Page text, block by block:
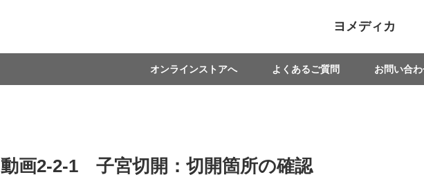
ヨメディカ
オンラインストアへ よくあるご質問 お問い合
動画2-2-1 子宮切開：切開箇所の確認